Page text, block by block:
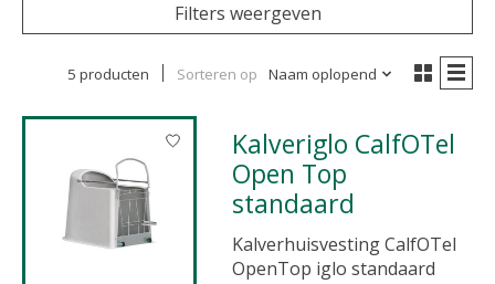
Filters weergeven
5 producten Sorteren op Naam oplopend
Kalveriglo CalfOTel
Open Top
standaard
Kalverhuisvesting CalfOTel
OpenTop iglo standaard